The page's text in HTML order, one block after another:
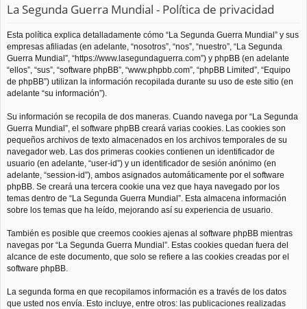
La Segunda Guerra Mundial - Política de privacidad
Esta política explica detalladamente cómo “La Segunda Guerra Mundial” y sus
empresas afiliadas (en adelante, “nosotros”, “nos”, “nuestro”, “La Segunda
Guerra Mundial”, “https://www.lasegundaguerra.com”) y phpBB (en adelante
“ellos”, “sus”, “software phpBB”, “www.phpbb.com”, “phpBB Limited”, “Equipo
de phpBB”) utilizan la información recopilada durante su uso de este sitio (en
adelante “su información”).
Su información se recopila de dos maneras. Cuando navega por “La Segunda
Guerra Mundial”, el software phpBB creará varias cookies. Las cookies son
pequeños archivos de texto almacenados en los archivos temporales de su
navegador web. Las dos primeras cookies contienen un identificador de
usuario (en adelante, “user-id”) y un identificador de sesión anónimo (en
adelante, “session-id”), ambos asignados automáticamente por el software
phpBB. Se creará una tercera cookie una vez que haya navegado por los
temas dentro de “La Segunda Guerra Mundial”. Esta almacena información
sobre los temas que ha leído, mejorando así su experiencia de usuario.
También es posible que creemos cookies ajenas al software phpBB mientras
navegas por “La Segunda Guerra Mundial”. Estas cookies quedan fuera del
alcance de este documento, que solo se refiere a las cookies creadas por el
software phpBB.
La segunda forma en que recopilamos información es a través de los datos
que usted nos envía. Esto incluye, entre otros: las publicaciones realizadas